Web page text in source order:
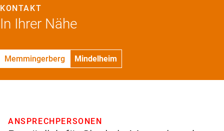
In Ihrer Nähe
KONTAKT
Memmingerberg Mindelheim
ANSPRECHPERSONEN